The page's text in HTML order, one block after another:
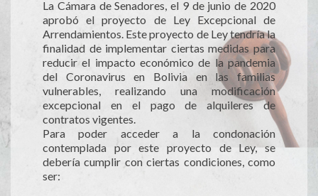
La Cámara de Senadores, el 9 de junio de 2020
aprobó el proyecto de Ley Excepcional de
Arrendamientos. Este proyecto de Ley tendría la
finalidad de implementar ciertas medidas para
reducir el impacto económico de la pandemia
del Coronavirus en Bolivia en las familias
vulnerables, realizando una modificación
excepcional en el pago de alquileres de
contratos vigentes.
Para poder acceder a la condonación
contemplada por este proyecto de Ley, se
debería cumplir con ciertas condiciones, como
ser: